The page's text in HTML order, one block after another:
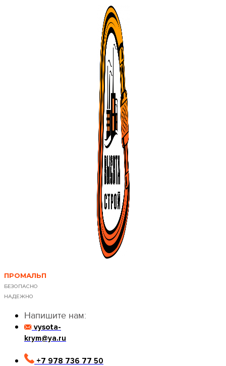
ПРОМАЛЬП
БЕЗОПАСНО
НАДЕЖНО
Напишите нам:
vysota-
krym@ya.ru
+7 978 736 77 50